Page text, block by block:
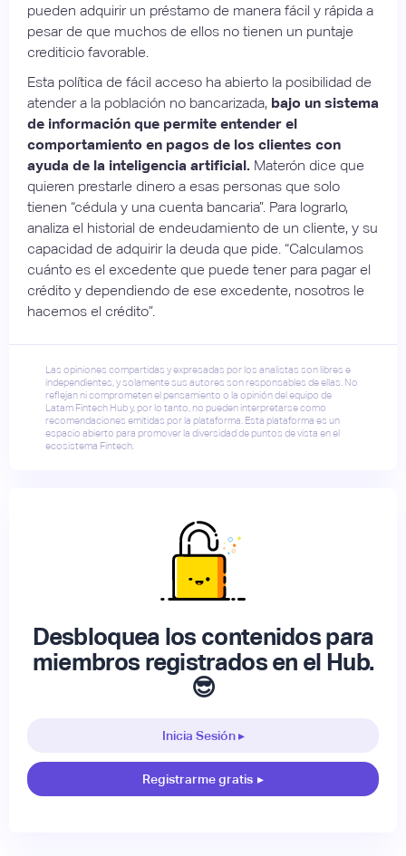
pueden adquirir un préstamo de manera fácil y rápida a
pesar de que muchos de ellos no tienen un puntaje
crediticio favorable.
Esta política de fácil acceso ha abierto la posibilidad de
atender a la población no bancarizada, bajo un sistema
de información que permite entender el
comportamiento en pagos de los clientes con
ayuda de la inteligencia artificial. Materón dice que
quieren prestarle dinero a esas personas que solo
tienen “cédula y una cuenta bancaria”. Para lograrlo,
analiza el historial de endeudamiento de un cliente, y su
capacidad de adquirir la deuda que pide. “Calculamos
cuánto es el excedente que puede tener para pagar el
crédito y dependiendo de ese excedente, nosotros le
hacemos el crédito”.
Las opiniones compartidas y expresadas por los analistas son libres e
independientes, y solamente sus autores son responsables de ellas. No
reflejan ni comprometen el pensamiento o la opinión del equipo de
Latam Fintech Hub y, por lo tanto, no pueden interpretarse como
recomendaciones emitidas por la plataforma. Esta plataforma es un
espacio abierto para promover la diversidad de puntos de vista en el
ecosistema Fintech.
Desbloquea los contenidos para
miembros registrados en el Hub.
😎
Inicia Sesión ▸
Registrarme gratis ▸